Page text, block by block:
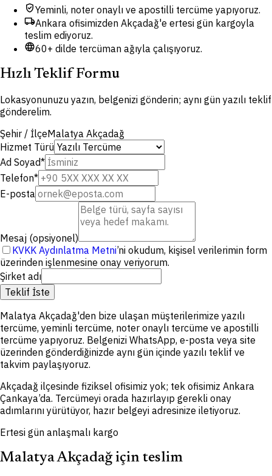
verified_userYeminli, noter onaylı ve apostilli tercüme yapıyoruz.
local_shippingAnkara ofisimizden Akçadağ'e ertesi gün kargoyla
teslim ediyoruz.
language60+ dilde tercüman ağıyla çalışıyoruz.
Hızlı Teklif Formu
Lokasyonunuzu yazın, belgenizi gönderin; aynı gün yazılı teklif
gönderelim.
Şehir / İlçeMalatya Akçadağ
Hizmet Türü
Ad Soyad*
Telefon*
E-posta
Mesaj (opsiyonel)
KVKK Aydınlatma Metni’ni okudum, kişisel verilerimin form
üzerinden işlenmesine onay veriyorum.
Şirket adı
Teklif İste
Malatya Akçadağ'den bize ulaşan müşterilerimize yazılı
tercüme, yeminli tercüme, noter onaylı tercüme ve apostilli
tercüme yapıyoruz. Belgenizi WhatsApp, e-posta veya site
üzerinden gönderdiğinizde aynı gün içinde yazılı teklif ve
takvim paylaşıyoruz.
Akçadağ ilçesinde fiziksel ofisimiz yok; tek ofisimiz Ankara
Çankaya’da. Tercümeyi orada hazırlayıp gerekli onay
adımlarını yürütüyor, hazır belgeyi adresinize iletiyoruz.
Ertesi gün anlaşmalı kargo
Malatya Akçadağ için teslim